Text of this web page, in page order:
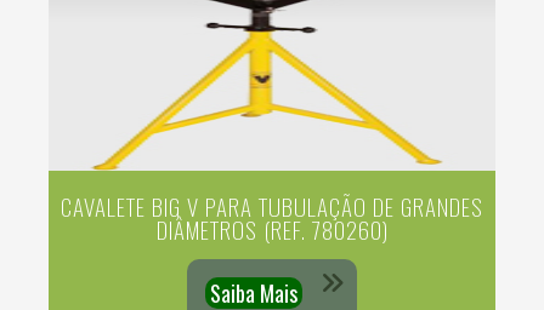
CAVALETE BIG V PARA TUBULAÇÃO DE GRANDES
DIÂMETROS (REF. 780260)
Saiba Mais